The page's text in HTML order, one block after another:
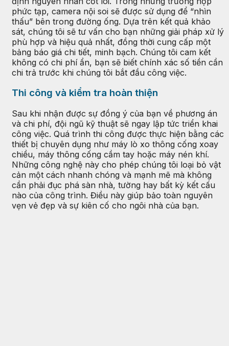
phức tạp, camera nội soi sẽ được sử dụng để “nhìn
thấu” bên trong đường ống. Dựa trên kết quả khảo
sát, chúng tôi sẽ tư vấn cho bạn những giải pháp xử lý
phù hợp và hiệu quả nhất, đồng thời cung cấp một
bảng báo giá chi tiết, minh bạch. Chúng tôi cam kết
không có chi phí ẩn, bạn sẽ biết chính xác số tiền cần
chi trả trước khi chúng tôi bắt đầu công việc.
Thi công và kiểm tra hoàn thiện
Sau khi nhận được sự đồng ý của bạn về phương án
và chi phí, đội ngũ kỹ thuật sẽ ngay lập tức triển khai
công việc. Quá trình thi công được thực hiện bằng các
thiết bị chuyên dụng như máy lò xo thông cống xoay
chiều, máy thông cống cầm tay hoặc máy nén khí.
Những công nghệ này cho phép chúng tôi loại bỏ vật
cản một cách nhanh chóng và mạnh mẽ mà không
cần phải đục phá sàn nhà, tường hay bất kỳ kết cấu
nào của công trình. Điều này giúp bảo toàn nguyên
vẹn vẻ đẹp và sự kiên cố cho ngôi nhà của bạn.